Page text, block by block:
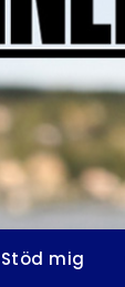
Stöd mig